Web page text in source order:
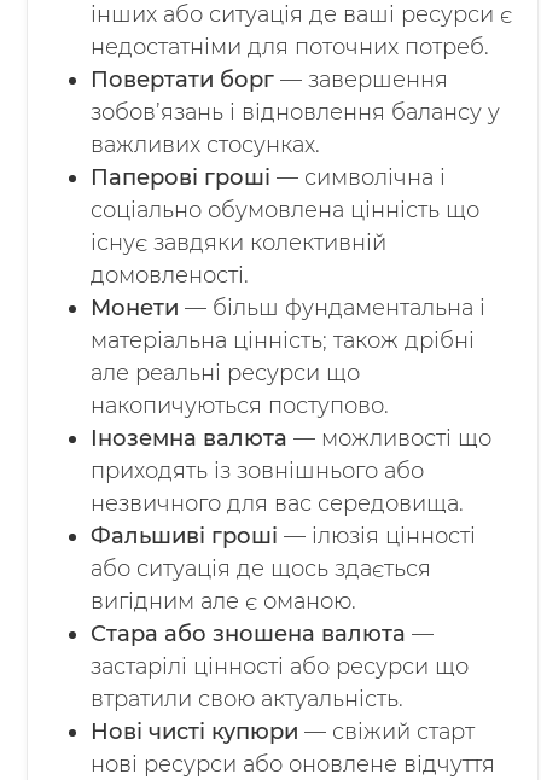
інших або ситуація де ваші ресурси є
недостатніми для поточних потреб.
Повертати борг — завершення
зобов’язань і відновлення балансу у
важливих стосунках.
Паперові гроші — символічна і
соціально обумовлена цінність що
існує завдяки колективній
домовленості.
Монети — більш фундаментальна і
матеріальна цінність; також дрібні
але реальні ресурси що
накопичуються поступово.
Іноземна валюта — можливості що
приходять із зовнішнього або
незвичного для вас середовища.
Фальшиві гроші — ілюзія цінності
або ситуація де щось здається
вигідним але є оманою.
Стара або зношена валюта —
застарілі цінності або ресурси що
втратили свою актуальність.
Нові чисті купюри — свіжий старт
нові ресурси або оновлене відчуття